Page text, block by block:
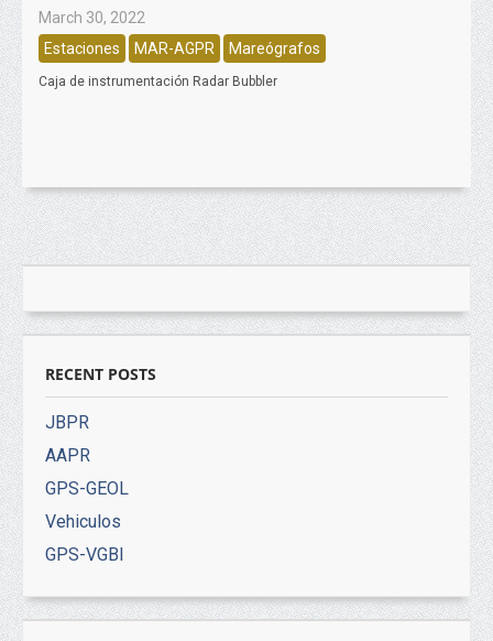
March 30, 2022
Estaciones
MAR-AGPR Mareógrafos
Caja de instrumentación Radar Bubbler
RECENT POSTS
JBPR
AAPR
GPS-GEOL
Vehiculos
GPS-VGBI